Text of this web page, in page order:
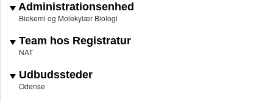
Administrationsenhed
Biokemi og Molekylær Biologi
Team hos Registratur
NAT
Udbudssteder
Odense